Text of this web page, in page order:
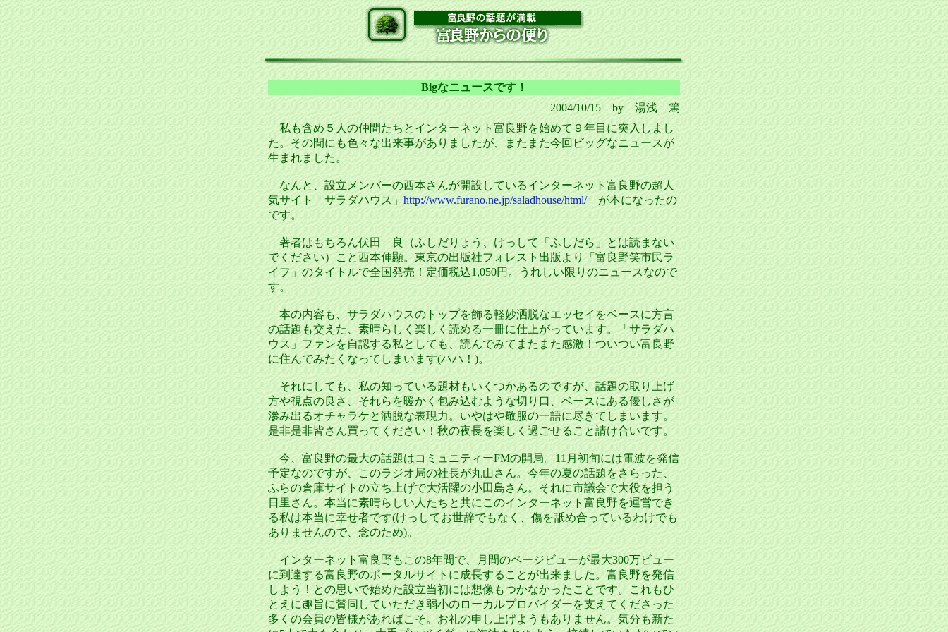
Bigなニュースです！
2004/10/15 by 湯浅 篤
私も含め５人の仲間たちとインターネット富良野を始めて９年目に突入しまし
た。その間にも色々な出来事がありましたが、またまた今回ビッグなニュースが
生まれました。
なんと、設立メンバーの西本さんが開設しているインターネット富良野の超人
気サイト「サラダハウス」 http://www.furano.ne.jp/saladhouse/html/が本になったの
です。
著者はもちろん伏田 良（ふしだりょう、けっして「ふしだら」とは読まない
でください）こと西本伸顯。東京の出版社フォレスト出版より「富良野笑市民ラ
イフ」のタイトルで全国発売！定価税込1,050円。うれしい限りのニュースなので
す。
本の内容も、サラダハウスのトップを飾る軽妙洒脱なエッセイをベースに方言
の話題も交えた、素晴らしく楽しく読める一冊に仕上がっています。「サラダハ
ウス」ファンを自認する私としても、読んでみてまたまた感激！ついつい富良野
に住んでみたくなってしまいます(ハハ！)。
それにしても、私の知っている題材もいくつかあるのですが、話題の取り上げ
方や視点の良さ、それらを暖かく包み込むような切り口、ベースにある優しさが
滲み出るオチャラケと洒脱な表現力。いやはや敬服の一語に尽きてしまいます。
是非是非皆さん買ってください！秋の夜長を楽しく過ごせること請け合いです。
今、富良野の最大の話題はコミュニティーFMの開局。11月初旬には電波を発信
予定なのですが、このラジオ局の社長が丸山さん。今年の夏の話題をさらった、
ふらの倉庫サイトの立ち上げで大活躍の小田島さん。それに市議会で大役を担う
日里さん。本当に素晴らしい人たちと共にこのインターネット富良野を運営でき
る私は本当に幸せ者です(けっしてお世辞でもなく、傷を舐め合っているわけでも
ありませんので、念のため)。
インターネット富良野もこの8年間で、月間のページビューが最大300万ビュー
に到達する富良野のポータルサイトに成長することが出来ました。富良野を発信
しよう！との思いで始めた設立当初には想像もつかなかったことです。これもひ
とえに趣旨に賛同していただき弱小のローカルプロバイダーを支えてくださった
多くの会員の皆様があればこそ。お礼の申し上げようもありません。気分も新た